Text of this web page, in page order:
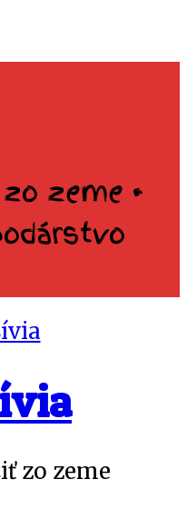
zeme •
zo zeme